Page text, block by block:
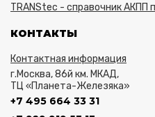
TRANStec - справочник АКПП
КОНТАКТЫ
Контактная информация
г.Москва, 86й км. МКАД,
ТЦ «Планета-Железяка»
+7 495 664 33 31